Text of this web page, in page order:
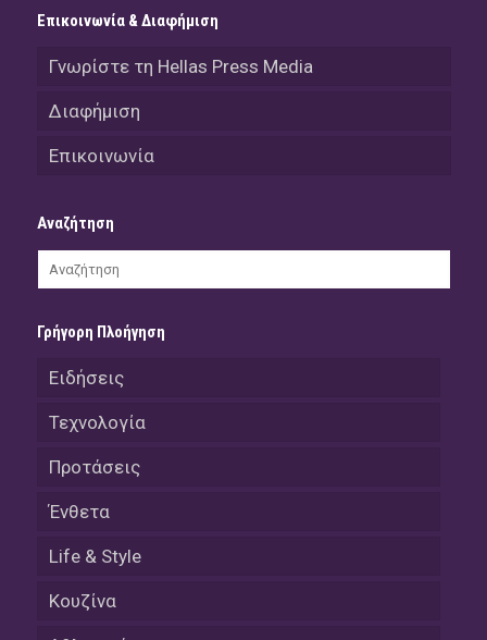
Επικοινωνία & Διαφήμιση
Γνωρίστε τη Hellas Press Media
Διαφήμιση
Επικοινωνία
Αναζήτηση
Γρήγορη Πλοήγηση
Ειδήσεις
Τεχνολογία
Προτάσεις
Ένθετα
Life & Style
Κουζίνα